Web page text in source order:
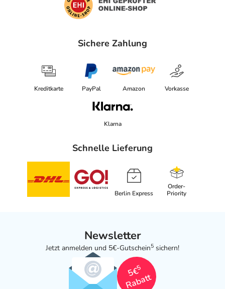
Sichere Zahlung
Kreditkarte PayPal Amazon Vorkasse
Klarna
Schnelle Lieferung
Berlin Express
Order-
Priority
Newsletter
Jetzt anmelden und 5€-Gutschein5 sichern!
5€
5
Rabatt